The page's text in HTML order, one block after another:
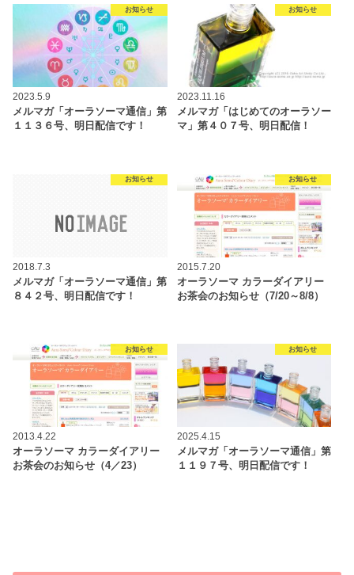
お知らせ
2023.5.9
メルマガ「オーラソーマ通信」第
１１３６号、明日配信です！
お知らせ
2023.11.16
メルマガ「はじめてのオーラソー
マ」第４０７号、明日配信！
お知らせ
2018.7.3
メルマガ「オーラソーマ通信」第
８４２号、明日配信です！
お知らせ
2015.7.20
オーラソーマ カラーダイアリー
お茶会のお知らせ（7/20～8/8）
お知らせ
2013.4.22
オーラソーマ カラーダイアリー
お茶会のお知らせ（4／23）
お知らせ
2025.4.15
メルマガ「オーラソーマ通信」第
１１９７号、明日配信です！